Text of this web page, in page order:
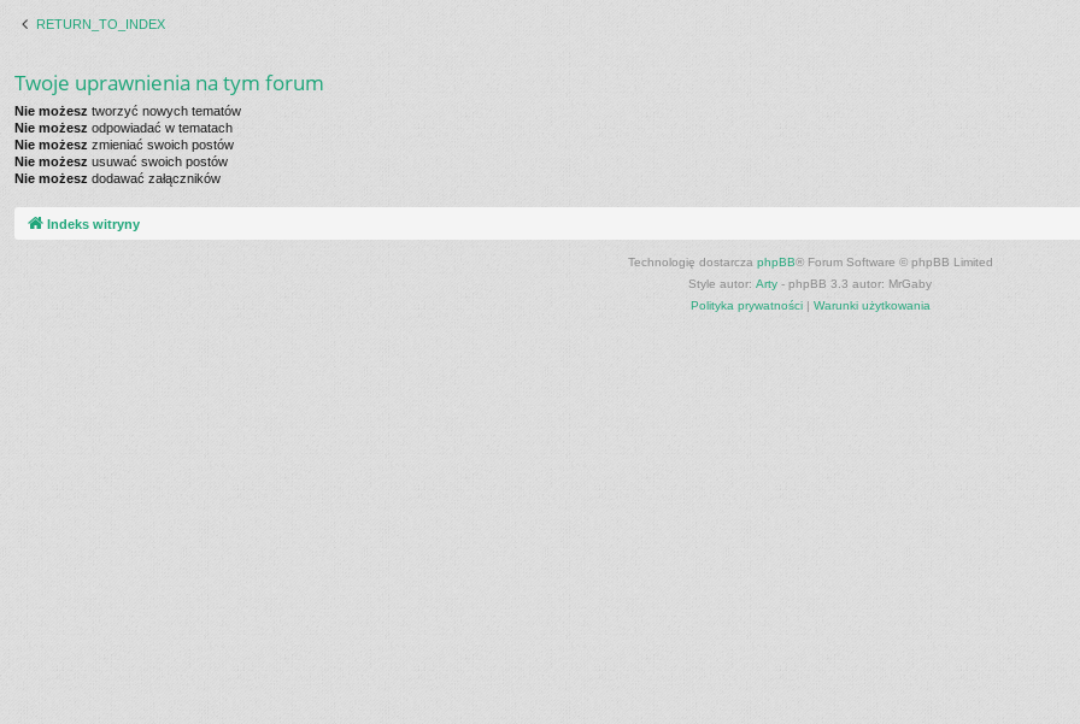
RETURN_TO_INDEX
Twoje uprawnienia na tym forum
Nie możesz tworzyć nowych tematów
Nie możesz odpowiadać w tematach
Nie możesz zmieniać swoich postów
Nie możesz usuwać swoich postów
Nie możesz dodawać załączników
Indeks witryny
Technologię dostarcza phpBB® Forum Software © phpBB Limited
Style autor: Arty - phpBB 3.3 autor: MrGaby
Polityka prywatności| Warunki użytkowania